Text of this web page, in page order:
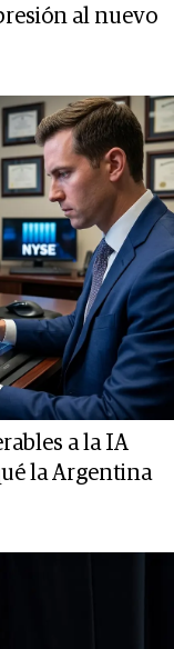
al nuevo
a la IA
la Argentina